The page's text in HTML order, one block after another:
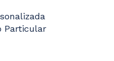
Particular